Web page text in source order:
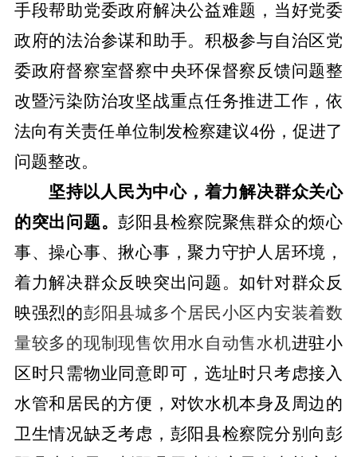
手段帮助党委政府解决公益难题，当好党委
政府的法治参谋和助手。积极参与自治区党
委政府督察室督察中央环保督察反馈问题整
改暨污染防治攻坚战重点任务推进工作，依
法向有关责任单位制发检察建议4份，促进了
问题整改。
坚持以人民为中心，着力解决群众关心
的突出问题。彭阳县检察院聚焦群众的烦心
事、操心事、揪心事， 聚力守护人居环境，
着力解决群众反映突出问题。如针对群众反
映强烈的彭阳县城多个居民小区内安装着数
量较多的现制现售饮用水自动售水机进驻小
区时只需物业同意即可，选址时只考虑接入
水管和居民的方便，对饮水机本身及周边的
卫生情况缺乏考虑 ， 彭阳县检察院分别向彭